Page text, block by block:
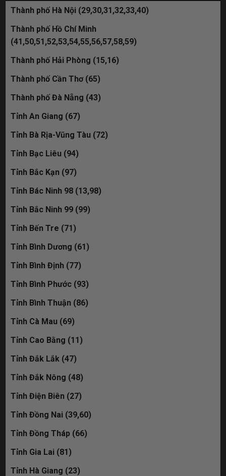
19A-888.33= đã bán
29K-369.86 đã bán
30M-582.28 đã bán
51M-588.58 đã bán
30M-959.98 đã bán
30L-593.86 đã bán
19C-235.68 đã bán
30M-009.90 đã bán
Thành phố Hà Nội (29,30,31,32,33,40)
Thành phố Hồ Chí Minh
(41,50,51,52,53,54,55,56,57,58,59)
Thành phố Hải Phòng (15,16)
Thành phố Cần Thơ (65)
Thành phố Đà Nẵng (43)
Tỉnh An Giang (67)
Tỉnh Bà Rịa-Vũng Tàu (72)
Tỉnh Bạc Liêu (94)
Tỉnh Bắc Kạn (97)
Tỉnh Bác Ninh 98 (13,98)
Tỉnh Bắc Ninh 99 (99)
Tỉnh Bến Tre (71)
Tỉnh Bình Dương (61)
Tỉnh Bình Định (77)
Tỉnh Bình Phước (93)
Tỉnh Bình Thuận (86)
Tỉnh Cà Mau (69)
Tỉnh Cao Bằng (11)
Tỉnh Đắk Lắk (47)
Tỉnh Đắk Nông (48)
Tỉnh Điện Biên (27)
Tỉnh Đồng Nai (39,60)
Tỉnh Đồng Tháp (66)
Tỉnh Gia Lai (81)
Tỉnh Hà Giang (23)